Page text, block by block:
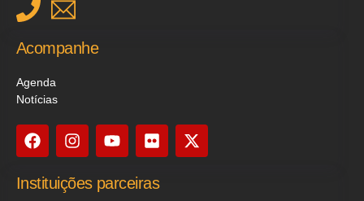
Acompanhe
Agenda
Notícias
Instituições parceiras